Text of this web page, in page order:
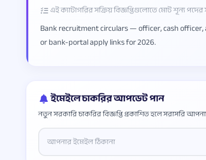
এই ক্যাটাগরির সক্রিয় বিজ্ঞপ্তিগুলোতে মোট শূন্য পদের
Bank recruitment circulars — officer, cash
or bank-portal apply links for 2026.
ইমেইলে চাকরির আপডেট পান
নতুন সরকারি চাকরির বিজ্ঞপ্তি প্রকাশিত হলে সরাসরি
Website